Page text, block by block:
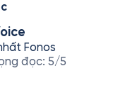
Fonos
đọc: 5/5